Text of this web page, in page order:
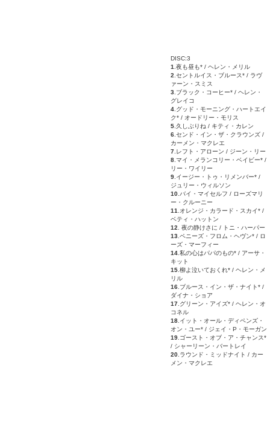
DISC:3
1 .夜も昼も* / ヘレン・メリル
2 .セントルイス・ブルース* / ラヴ
ァーン・スミス
3 .ブラック・コーヒー* / ヘレン・
グレイコ
4 .グッド・モーニング・ハートエイ
ク* / オードリー・モリス
5 .久しぶりね / キティ・カレン
6 .センド・イン・ザ・クラウンズ /
カーメン・マクレエ
7 .レフト・アローン / ジーン・リー
8 .マイ・メランコリー・ベイビー* /
リー・ワイリー
9 .イージー・トゥ・リメンバー* /
ジュリー・ウィルソン
10 .バイ・マイセルフ / ローズマリ
ー・クルーニー
11 .オレンジ・カラード・スカイ* /
ベティ・ハットン
12 . 夜の静けさに / トニ・ハーパー
13 .ペニーズ・フロム・ヘヴン* / ロ
ーズ・マーフィー
14 .私の心はパパのもの* / アーサ・
キット
15 .柳よ泣いておくれ* / ヘレン・メ
リル
16 .ブルース・イン・ザ・ナイト* /
ダイナ・ショア
17 .グリーン・アイズ* / ヘレン・オ
コネル
18 .イット・オール・ディペンズ・
オン・ユー* / ジェイ・P・モーガン
19 .ゴースト・オブ・ア・チャンス*
/ シャーリーン・バートレイ
20 .ラウンド・ミッドナイト / カー
メン・マクレエ